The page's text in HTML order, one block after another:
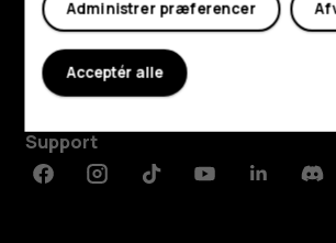
Om
Planet and people
Support
FacebookInstagramTiktokYoutubeLinkedin
Administrer præferencer
Acceptér alle